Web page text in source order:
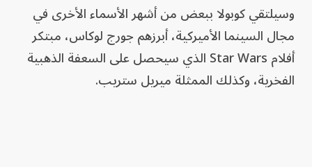
وسيلتقي كوبولا ببعض من أشهر الأسماء الأخرى في
مجال السينما الأميركية، أبرزهم جورج لوكاس، مبتكر
أفلام Star Wars الذي سيحصل على السعفة الذهبية
الفخرية، وكذلك الممثلة ميريل ستريب.